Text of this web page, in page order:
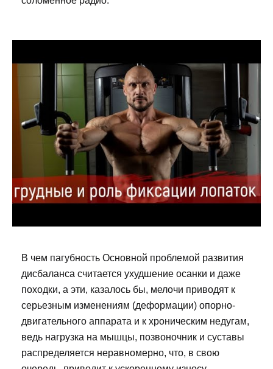
В чем пагубность Основной проблемой развития
дисбаланса считается ухудшение осанки и даже
походки, а эти, казалось бы, мелочи приводят к
серьезным изменениям (деформации) опорно-
двигательного аппарата и к хроническим недугам,
ведь нагрузка на мышцы, позвоночник и суставы
распределяется неравномерно, что, в свою